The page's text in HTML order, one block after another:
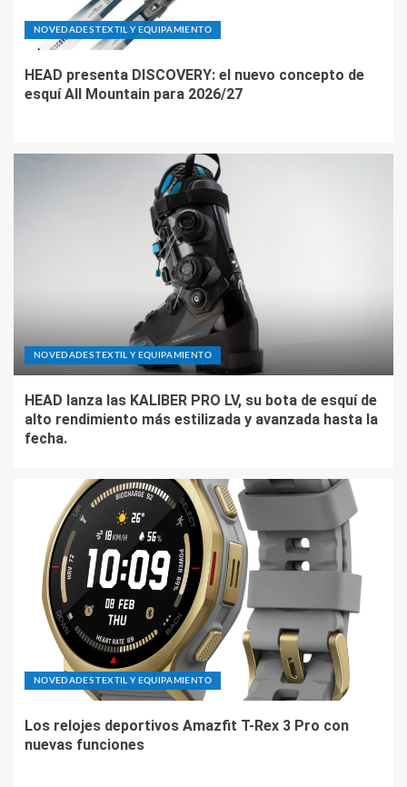
NOVEDADES TEXTIL Y EQUIPAMIENTO
HEAD presenta DISCOVERY: el nuevo concepto de
esquí All Mountain para 2026/27
NOVEDADES TEXTIL Y EQUIPAMIENTO
HEAD lanza las KALIBER PRO LV, su bota de esquí de
alto rendimiento más estilizada y avanzada hasta la
fecha.
NOVEDADES TEXTIL Y EQUIPAMIENTO
Los relojes deportivos Amazfit T-Rex 3 Pro con
nuevas funciones